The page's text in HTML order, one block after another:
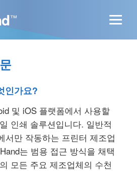
™
인가요?
및 iOS 플랫폼에서 사용할
인쇄 솔루션입니다. 일반적
서만 작동하는 프린터 제조업
는 범용 접근 방식을 채택
모든 주요 제조업체의 수천